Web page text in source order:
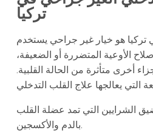
تركيا
تركيا هو خيار غير جراحي يستخدم
الأوعية المتضررة أو الضعيفة،
أخرى متأثرة من الحالة القلبية.
الشرايين التي تمد عضلة القلب
بالدم والأكسجين.